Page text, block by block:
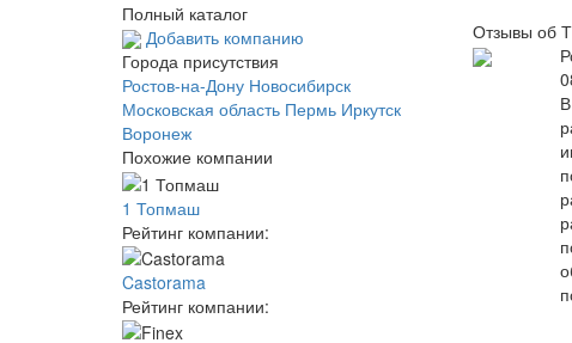
Полный каталог
Добавить компанию
Города присутствия
Ростов-на-Дону Новосибирск
Московская область Пермь Иркутск
Воронеж
Похожие компании
1 Топмаш
Рейтинг компании:
Castorama
Рейтинг компании:
Отзывы об